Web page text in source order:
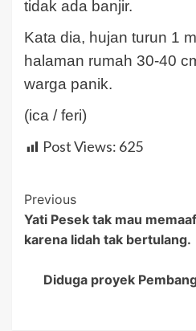
tidak ada banjir.
Kata dia, hujan turun 1
halaman rumah 30-40
warga panik.
(ica / feri)
Post Views: 625
Post
Navigation
Previous
Yati Pesek tak mau
karena lidah tak bertulang.
Diduga proyek